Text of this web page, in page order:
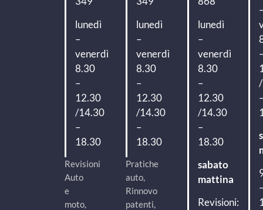
lunedì
–
venerdì
8.30
–
12.30
/14.30
–
18.30
Revisioni
Auto
e
moto,
lunedì
–
venerdì
8.30
–
12.30
/14.30
–
18.30
Pratiche
auto,
Rinnovo
patenti,
lunedì
–
venerdì
8.30
–
12.30
/14.30
–
18.30
sabato
mattina
Revisioni: